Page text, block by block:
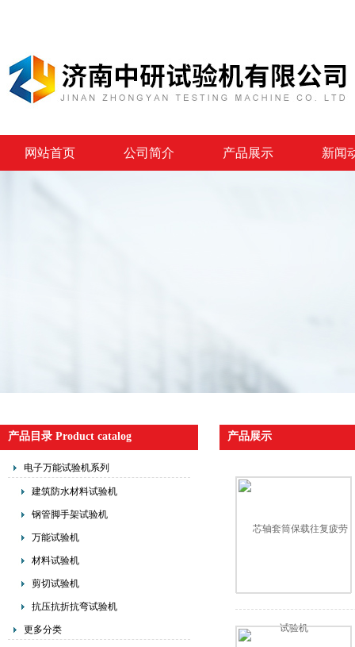
网站首页 公司简介 产品展示 新闻
产品目录 Product catalog
电子万能试验机系列
建筑防水材料试验机
钢管脚手架试验机
万能试验机
材料试验机
剪切试验机
抗压抗折抗弯试验机
更多分类
产品展示